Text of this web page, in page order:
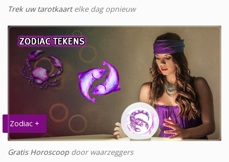
Trek uw tarotkaartelke dag opnieuw
Zodiac +
Gratis Horoscoopdoor waarzeggers